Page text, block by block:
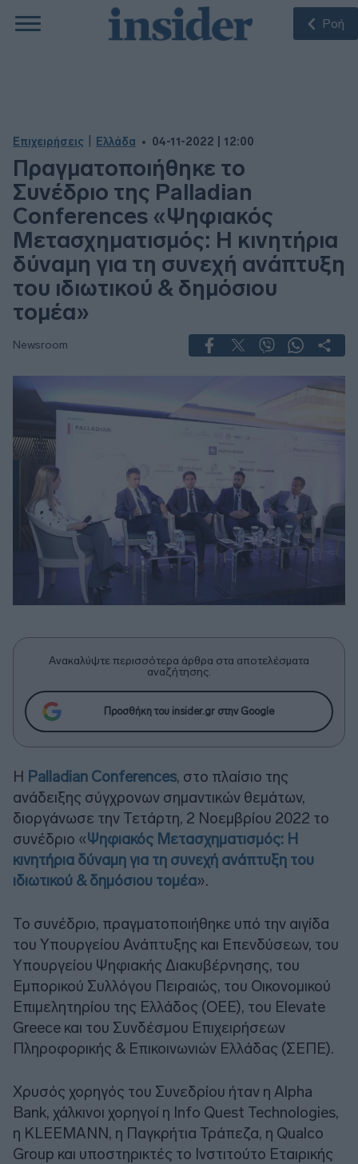
Ροή
Επιχειρήσεις Ελλάδα 04-11-2022 | 12:00
Πραγματοποιήθηκε το
Συνέδριο της Palladian
Conferences «Ψηφιακός
Μετασχηματισμός: Η κινητήρια
δύναμη για τη συνεχή ανάπτυξη
του ιδιωτικού & δημόσιου
τομέα»
Newsroom
Ανακαλύψτε περισσότερα άρθρα στα αποτελέσματα
αναζήτησης.
Προσθήκη του insider.gr στην Google
Η Palladian Conferences, στο πλαίσιο της
ανάδειξης σύγχρονων σημαντικών θεμάτων,
διοργάνωσε την Τετάρτη, 2 Νοεμβρίου 2022 το
συνέδριο «Ψηφιακός Μετασχηματισμός: Η
κινητήρια δύναμη για τη συνεχή ανάπτυξη του
ιδιωτικού & δημόσιου τομέα».
Το συνέδριο, πραγματοποιήθηκε υπό την αιγίδα
του Υπουργείου Ανάπτυξης και Επενδύσεων, του
Υπουργείου Ψηφιακής Διακυβέρνησης, του
Εμπορικού Συλλόγου Πειραιώς, του Οικονομικού
Επιμελητηρίου της Ελλάδος (ΟΕΕ), του Elevate
Greece και του Συνδέσμου Επιχειρήσεων
Πληροφορικής & Επικοινωνιών Ελλάδας (ΣΕΠΕ).
Χρυσός χορηγός του Συνεδρίου ήταν η Alpha
Bank, χάλκινοι χορηγοί η Info Quest Technologies,
η KLEEMANN, η Παγκρήτια Τράπεζα, η Qualco
Group και υποστηρικτές το Ινστιτούτο Εταιρικής